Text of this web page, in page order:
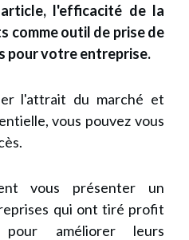
l'efficacité de la
outil de prise de
pour votre entreprise.
l'attrait du marché et
vous pouvez vous
vous présenter un
qui ont tiré profit
améliorer leurs